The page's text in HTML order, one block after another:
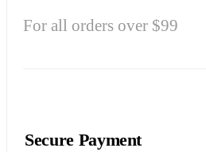
For all orders over $99
Secure Payment